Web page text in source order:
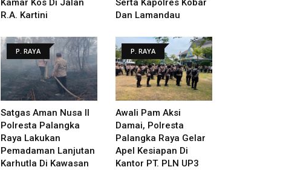
Kamar Kos Di Jalan
R.A. Kartini
Serta Kapolres Kobar
Dan Lamandau
P. RAYA
Satgas Aman Nusa II
Polresta Palangka
Raya Lakukan
Pemadaman Lanjutan
Karhutla Di Kawasan
P. RAYA
Awali Pam Aksi
Damai, Polresta
Palangka Raya Gelar
Apel Kesiapan Di
Kantor PT. PLN UP3